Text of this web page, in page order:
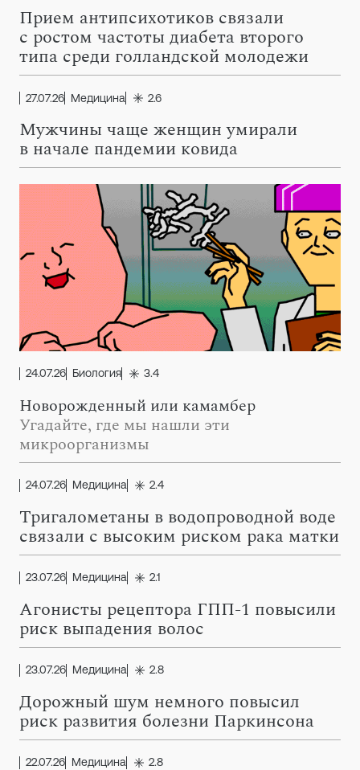
Прием антипсихотиков связали
с ростом частоты диабета второго
типа среди голландской молодежи
27.07.26 Медицина 2.6
Мужчины чаще женщин умирали
в начале пандемии ковида
24.07.26 Биология 3.4
Новорожденный или камамбер
Угадайте, где мы нашли эти
микроорганизмы
24.07.26 Медицина 2.4
Тригалометаны в водопроводной воде
связали с высоким риском рака матки
23.07.26 Медицина 2.1
Агонисты рецептора ГПП-1 повысили
риск выпадения волос
23.07.26 Медицина 2.8
Дорожный шум немного повысил
риск развития болезни Паркинсона
22.07.26 Медицина 2.8